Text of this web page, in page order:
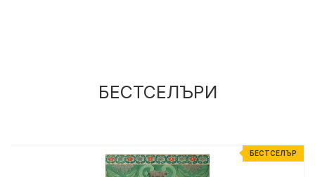
БЕСТСЕЛЪРИ
БЕСТСЕЛЪР